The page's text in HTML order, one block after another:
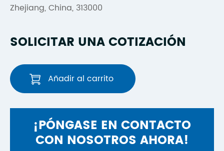
Zhejiang, China, 313000
SOLICITAR UNA COTIZACIÓN
Añadir al carrito
¡PÓNGASE EN CONTACTO
CON NOSOTROS AHORA!